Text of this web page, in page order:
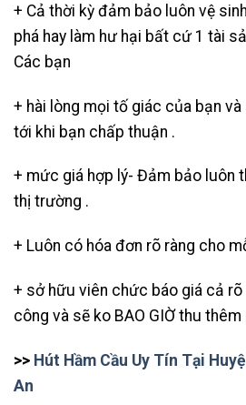
+ Cả thời kỳ đảm bảo luôn vệ
phá hay làm hư hại bất cứ 1 tài
Các bạn
+ hài lòng mọi tố giác của bạn
tới khi bạn chấp thuận .
+ mức giá hợp lý- Đảm bảo luôn
thị trường .
+ Luôn có hóa đơn rõ ràng cho
+ sở hữu viên chức báo giá cả
công và sẽ ko BAO GIỜ thu thêm
>> Hút Hầm Cầu Uy Tín Tại
An